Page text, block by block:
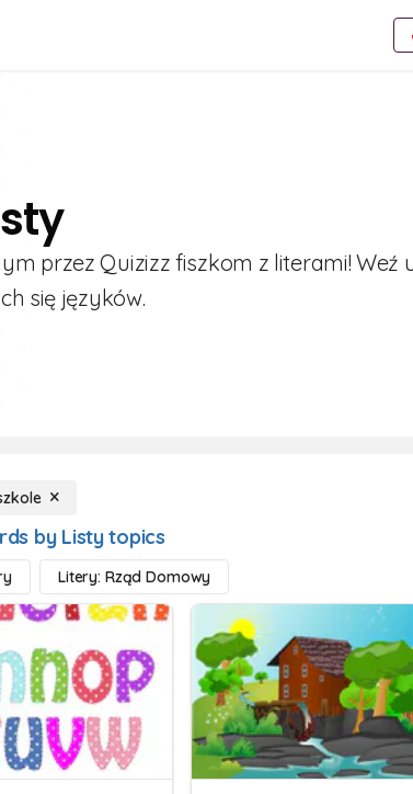
przez Quizizz fiszkom z literami! Weź
się języków.
by Listy topics
Litery: Rząd Domowy